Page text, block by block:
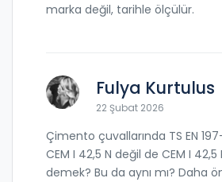
marka değil, tarihle ölçülür.
Fulya Kurtulus
22 Şubat 2026
Çimento çuvallarında TS EN
CEM I 42,5 N değil de CEM I 42,5
demek? Bu da aynı mı? Daha